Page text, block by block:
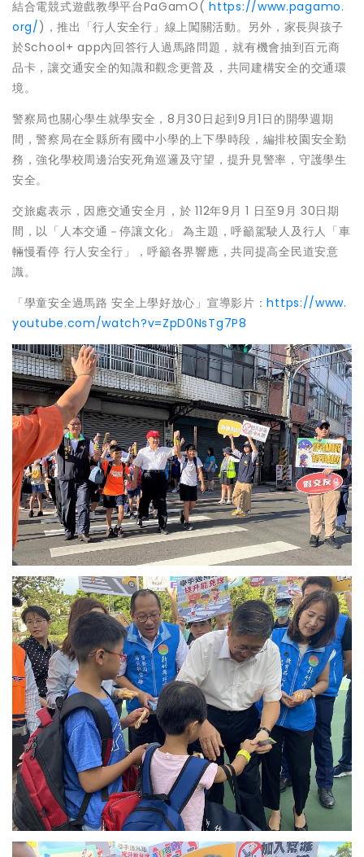
結合電競式遊戲教學平台PaGamO(https://www.pagamo.
org/)，推出「行人安全行」線上闖關活動。另外，家長與孩子
於School+ app內回答行人過馬路問題，就有機會抽到百元商
品卡，讓交通安全的知識和觀念更普及，共同建構安全的交通環
境。
警察局也關心學生就學安全，8月30日起到9月1日的開學週期
間，警察局在全縣所有國中小學的上下學時段，編排校園安全勤
務，強化學校周邊治安死角巡邏及守望，提升見警率，守護學生
安全。
交旅處表示，因應交通安全月，於 112年9月 1 日至9月 30日期
間，以「人本交通－停讓文化」 為主題，呼籲駕駛人及行人「車
輛慢看停 行人安全行」，呼籲各界響應，共同提高全民道安意
識。
「學童安全過馬路 安全上學好放心」宣導影片：https://www.
youtube.com/watch?v=ZpD0NsTg7P8